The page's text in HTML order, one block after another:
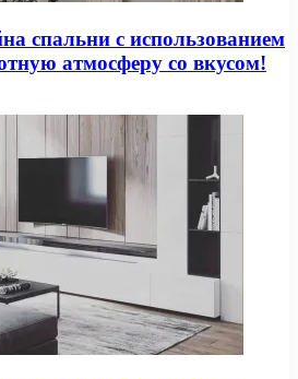
спальни с использованием
атмосферу со вкусом!